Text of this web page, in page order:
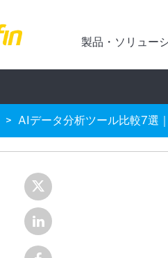
製品・ソリュー
AIデータ分析ツール比較7選